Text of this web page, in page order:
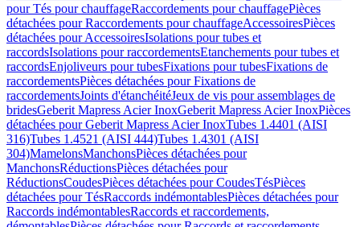
pour Tés pour chauffageRaccordements pour chauffagePièces
détachées pour Raccordements pour chauffageAccessoiresPièces
détachées pour AccessoiresIsolations pour tubes et
raccordsIsolations pour raccordementsEtanchements pour tubes et
raccordsEnjoliveurs pour tubesFixations pour tubesFixations de
raccordementsPièces détachées pour Fixations de
raccordementsJoints d'étanchéitéJeux de vis pour assemblages de
bridesGeberit Mapress Acier InoxGeberit Mapress Acier InoxPièces
détachées pour Geberit Mapress Acier InoxTubes 1.4401 (AISI
316)Tubes 1.4521 (AISI 444)Tubes 1.4301 (AISI
304)MamelonsManchonsPièces détachées pour
ManchonsRéductionsPièces détachées pour
RéductionsCoudesPièces détachées pour CoudesTésPièces
détachées pour TésRaccords indémontablesPièces détachées pour
Raccords indémontablesRaccords et raccordements,